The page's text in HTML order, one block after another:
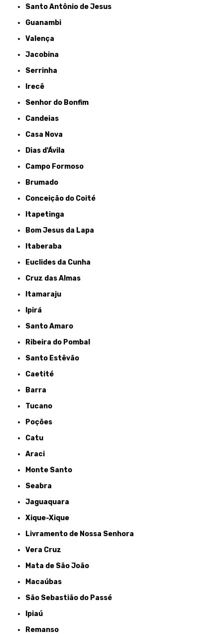
Santo Antônio de Jesus
Guanambi
Valença
Jacobina
Serrinha
Irecê
Senhor do Bonfim
Candeias
Casa Nova
Dias d'Ávila
Campo Formoso
Brumado
Conceição do Coité
Itapetinga
Bom Jesus da Lapa
Itaberaba
Euclides da Cunha
Cruz das Almas
Itamaraju
Ipirá
Santo Amaro
Ribeira do Pombal
Santo Estêvão
Caetité
Barra
Tucano
Poções
Catu
Araci
Monte Santo
Seabra
Jaguaquara
Xique-Xique
Livramento de Nossa Senhora
Vera Cruz
Mata de São João
Macaúbas
São Sebastião do Passé
Ipiaú
Remanso